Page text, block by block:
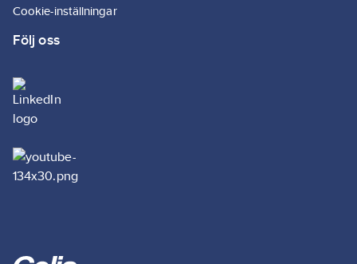
Cookie-inställningar
Följ oss